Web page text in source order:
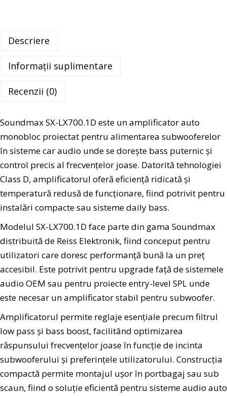
Descriere
Informații suplimentare
Recenzii (0)
Soundmax SX-LX700.1D este un amplificator auto
monobloc proiectat pentru alimentarea subwooferelor
în sisteme car audio unde se dorește bass puternic și
control precis al frecvențelor joase. Datorită tehnologiei
Class D, amplificatorul oferă eficiență ridicată și
temperatură redusă de funcționare, fiind potrivit pentru
instalări compacte sau sisteme daily bass.
Modelul SX-LX700.1D face parte din gama Soundmax
distribuită de Reiss Elektronik, fiind conceput pentru
utilizatori care doresc performanță bună la un preț
accesibil. Este potrivit pentru upgrade față de sistemele
audio OEM sau pentru proiecte entry-level SPL unde
este necesar un amplificator stabil pentru subwoofer.
Amplificatorul permite reglaje esențiale precum filtrul
low pass și bass boost, facilitând optimizarea
răspunsului frecvențelor joase în funcție de incinta
subwooferului și preferințele utilizatorului. Construcția
compactă permite montajul ușor în portbagaj sau sub
scaun, fiind o soluție eficientă pentru sisteme audio auto